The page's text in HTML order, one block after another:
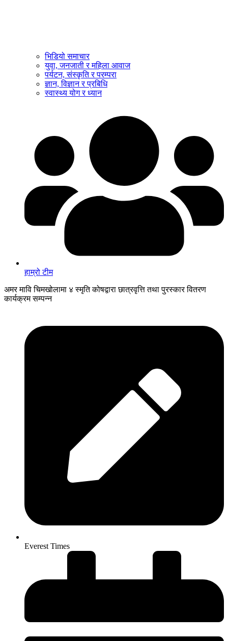
भिडियो समाचार
युवा, जनजाती र महिला आवाज
पर्यटन, संस्कृति र परम्परा
ज्ञान, विज्ञान र प्रबिधि
स्वास्थ्य योग र ध्यान
हाम्रो टीम
अमर मावि चिमखोलामा ४ स्मृति कोषद्वारा छात्रवृत्ति तथा पुरस्कार वितरण
कार्यक्रम सम्पन्न
Everest Times